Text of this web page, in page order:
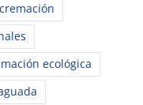
ecológica